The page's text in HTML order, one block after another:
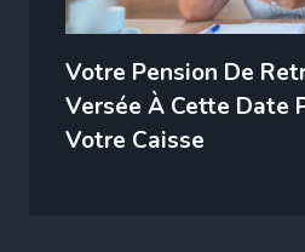
Votre Pension De
Versée À Cette Date
Votre Caisse